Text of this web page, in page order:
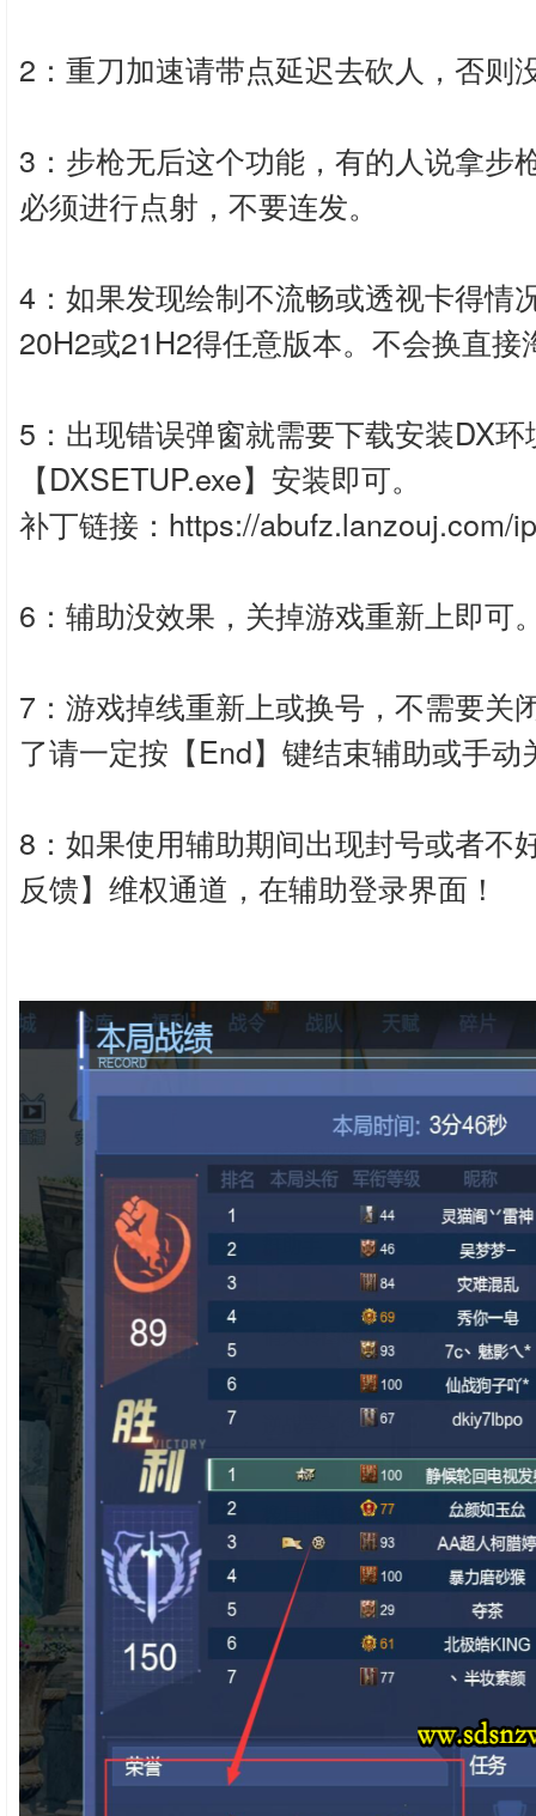
2：重刀加速请带点延迟去砍人，否则
3：步枪无后这个功能，有的人说拿步
必须进行点射，不要连发。
4：如果发现绘制不流畅或透视卡得情
20H2或21H2得任意版本。不会换直接
5：出现错误弹窗就需要下载安装DX
【DXSETUP.exe】安装即可。
补丁链接：https://abufz.lanzouj.com/
6：辅助没效果，关掉游戏重新上即可
7：游戏掉线重新上或换号，不需要关
了请一定按【End】键结束辅助或手动
8：如果使用辅助期间出现封号或者不
反馈】维权通道，在辅助登录界面！